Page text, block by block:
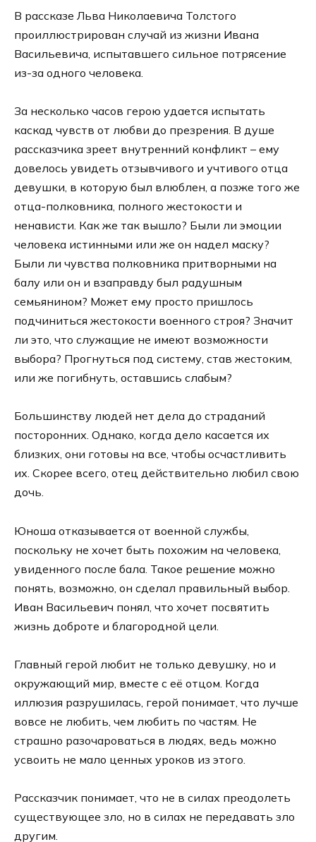
В рассказе Льва Николаевича Толстого
проиллюстрирован случай из жизни Ивана
Васильевича, испытавшего сильное потрясение
из-за одного человека.
За несколько часов герою удается испытать
каскад чувств от любви до презрения. В душе
рассказчика зреет внутренний конфликт – ему
довелось увидеть отзывчивого и учтивого отца
девушки, в которую был влюблен, а позже того же
отца-полковника, полного жестокости и
ненависти. Как же так вышло? Были ли эмоции
человека истинными или же он надел маску?
Были ли чувства полковника притворными на
балу или он и взаправду был радушным
семьянином? Может ему просто пришлось
подчиниться жестокости военного строя? Значит
ли это, что служащие не имеют возможности
выбора? Прогнуться под систему, став жестоким,
или же погибнуть, оставшись слабым?
Большинству людей нет дела до страданий
посторонних. Однако, когда дело касается их
близких, они готовы на все, чтобы осчастливить
их. Скорее всего, отец действительно любил свою
дочь.
Юноша отказывается от военной службы,
поскольку не хочет быть похожим на человека,
увиденного после бала. Такое решение можно
понять, возможно, он сделал правильный выбор.
Иван Васильевич понял, что хочет посвятить
жизнь доброте и благородной цели.
Главный герой любит не только девушку, но и
окружающий мир, вместе с её отцом. Когда
иллюзия разрушилась, герой понимает, что лучше
вовсе не любить, чем любить по частям. Не
страшно разочароваться в людях, ведь можно
усвоить не мало ценных уроков из этого.
Рассказчик понимает, что не в силах преодолеть
существующее зло, но в силах не передавать зло
другим.